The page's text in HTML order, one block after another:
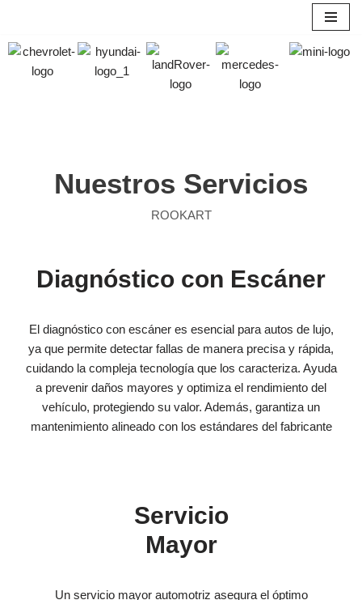
Saltar
contenido
Nuestros Servicios
ROOKART
Diagnóstico con Escáner
El diagnóstico con escáner es esencial para autos de lujo,
ya que permite detectar fallas de manera precisa y rápida,
cuidando la compleja tecnología que los caracteriza. Ayuda
a prevenir daños mayores y optimiza el rendimiento del
vehículo, protegiendo su valor. Además, garantiza un
mantenimiento alineado con los estándares del fabricante
Servicio
Mayor
Un servicio mayor automotriz asegura el óptimo